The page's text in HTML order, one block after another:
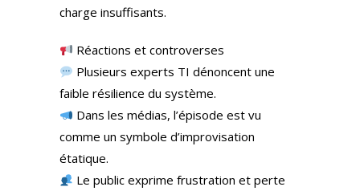
charge insuffisants.
Réactions et controverses
Plusieurs experts TI dénoncent une
faible résilience du système.
Dans les médias, l’épisode est vu
comme un symbole d’improvisation
étatique.
Le public exprime frustration et perte